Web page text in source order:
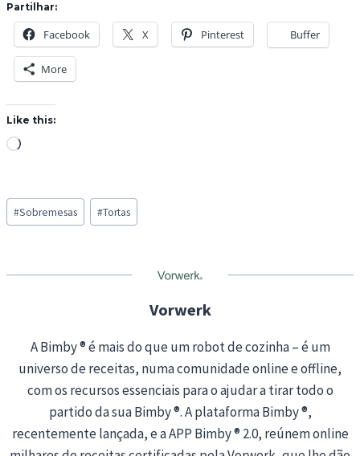
Partilhar:
Facebook X Pinterest Buffer
More
Like this:
L
d
i
g
Post
Tags:
#Sobremesas #Tortas
Vorwerk
A Bimby ® é mais do que um robot de cozinha – é um
universo de receitas, numa comunidade online e offline,
com os recursos essenciais para o ajudar a tirar todo o
partido da sua Bimby ®. A plataforma Bimby ®,
recentemente lançada, e a APP Bimby ® 2.0, reúnem online